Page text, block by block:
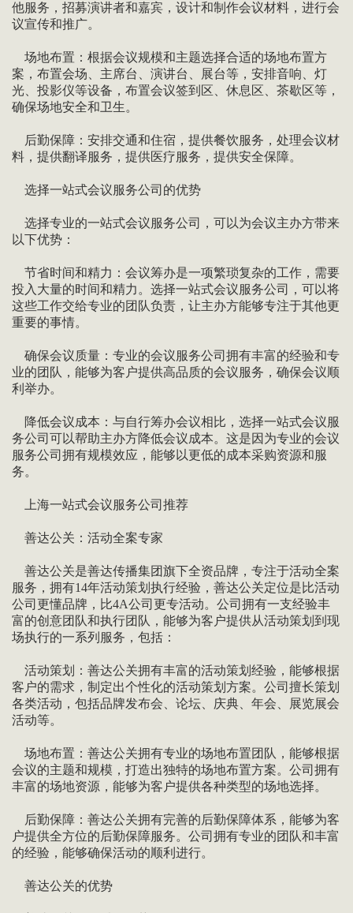
他服务，招募演讲者和嘉宾，设计和制作会议材料，进行会
议宣传和推广。
场地布置：根据会议规模和主题选择合适的场地布置方
案，布置会场、主席台、演讲台、展台等，安排音响、灯
光、投影仪等设备，布置会议签到区、休息区、茶歇区等，
确保场地安全和卫生。
后勤保障：安排交通和住宿，提供餐饮服务，处理会议材
料，提供翻译服务，提供医疗服务，提供安全保障。
选择一站式会议服务公司的优势
选择专业的一站式会议服务公司，可以为会议主办方带来
以下优势：
节省时间和精力：会议筹办是一项繁琐复杂的工作，需要
投入大量的时间和精力。选择一站式会议服务公司，可以将
这些工作交给专业的团队负责，让主办方能够专注于其他更
重要的事情。
确保会议质量：专业的会议服务公司拥有丰富的经验和专
业的团队，能够为客户提供高品质的会议服务，确保会议顺
利举办。
降低会议成本：与自行筹办会议相比，选择一站式会议服
务公司可以帮助主办方降低会议成本。这是因为专业的会议
服务公司拥有规模效应，能够以更低的成本采购资源和服
务。
上海一站式会议服务公司推荐
善达公关：活动全案专家
善达公关是善达传播集团旗下全资品牌，专注于活动全案
服务，拥有14年活动策划执行经验，善达公关定位是比活动
公司更懂品牌，比4A公司更专活动。公司拥有一支经验丰
富的创意团队和执行团队，能够为客户提供从活动策划到现
场执行的一系列服务，包括：
活动策划：善达公关拥有丰富的活动策划经验，能够根据
客户的需求，制定出个性化的活动策划方案。公司擅长策划
各类活动，包括品牌发布会、论坛、庆典、年会、展览展会
活动等。
场地布置：善达公关拥有专业的场地布置团队，能够根据
会议的主题和规模，打造出独特的场地布置方案。公司拥有
丰富的场地资源，能够为客户提供各种类型的场地选择。
后勤保障：善达公关拥有完善的后勤保障体系，能够为客
户提供全方位的后勤保障服务。公司拥有专业的团队和丰富
的经验，能够确保活动的顺利进行。
善达公关的优势